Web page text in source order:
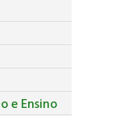
e Ensino